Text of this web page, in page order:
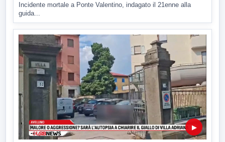
Incidente mortale a Ponte Valentino, indagato il 21enne alla
guida...
▶